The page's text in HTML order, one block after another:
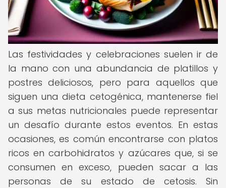
Las festividades y celebraciones suelen ir de
la mano con una abundancia de platillos y
postres deliciosos, pero para aquellos que
siguen una dieta cetogénica, mantenerse fiel
a sus metas nutricionales puede representar
un desafío durante estos eventos. En estas
ocasiones, es común encontrarse con platos
ricos en carbohidratos y azúcares que, si se
consumen en exceso, pueden sacar a las
personas de su estado de cetosis. Sin